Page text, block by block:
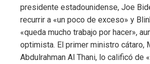
presidente estadounidense, Joe
recurrir a «un poco de exceso» y
«queda mucho trabajo por hacer»,
optimista. El primer ministro cátaro,
Abdulrahman Al Thani, lo calificó de